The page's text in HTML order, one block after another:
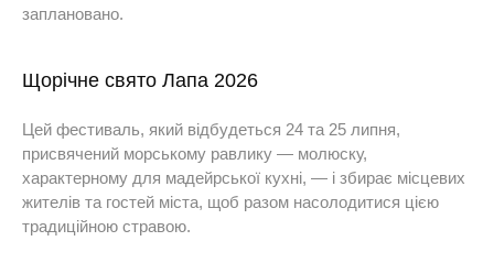
заплановано.
Щорічне свято Лапа 2026
Цей фестиваль, який відбудеться 24 та 25 липня,
присвячений морському равлику — молюску,
характерному для мадейрської кухні, — і збирає місцевих
жителів та гостей міста, щоб разом насолодитися цією
традиційною стравою.